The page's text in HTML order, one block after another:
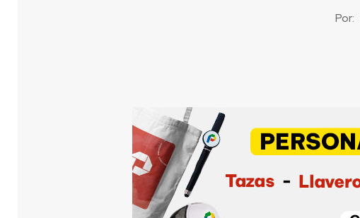
Por: